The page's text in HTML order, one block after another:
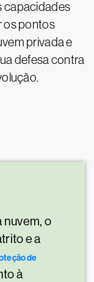
capacidades
os pontos
privada e
defesa contra
nuvem, o
e a
de
à